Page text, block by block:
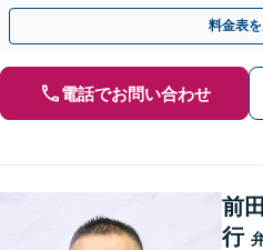
言書作成／遺留分侵害額請求／使い込
料金表
電話でお問い合わせ
前
行